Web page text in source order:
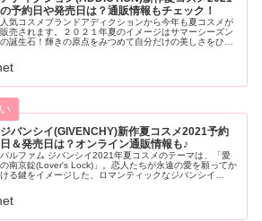
の予約日や発売日は？通販情報もチェック！
人気コスメブランドアディクションから今年も夏コスメが
販売されます。２０２１年夏のイメージはサマーシーズン
の誕生石！輝きの原点をみつめて自分だけの美しさをひき
年アディクション夏コスメ2021の発売日や予約日・通販情
報もご紹介します。
ジバンシイ(GIVENCHY)新作夏コスメ2021予約
日＆発売日は？オンライン通販情報も♪
パルファム ジバンシイ2021年夏コスメのテーマは、「愛
の南京錠(Lover's Lock)」。恋人たちが永遠の愛を願ってか
ける鍵をイメージした、ロマンティックなジバンシイ
通販情報を紹介します。